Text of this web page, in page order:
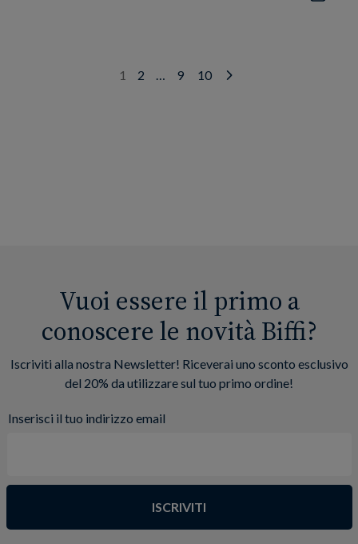
1 2 … 9 10
Next
Vuoi essere il primo a
conoscere le novità Biffi?
Iscriviti alla nostra Newsletter! Riceverai uno sconto esclusivo
del 20% da utilizzare sul tuo primo ordine!
Inserisci il tuo indirizzo email
ISCRIVITI